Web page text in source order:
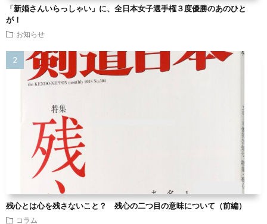
「新婚さんいらっしゃい」に、全日本女子選手権３度優勝のあのひと
が！
お知らせ
残心とは心を残さないこと？ 残心の二つ目の意味について（前編）
コラム